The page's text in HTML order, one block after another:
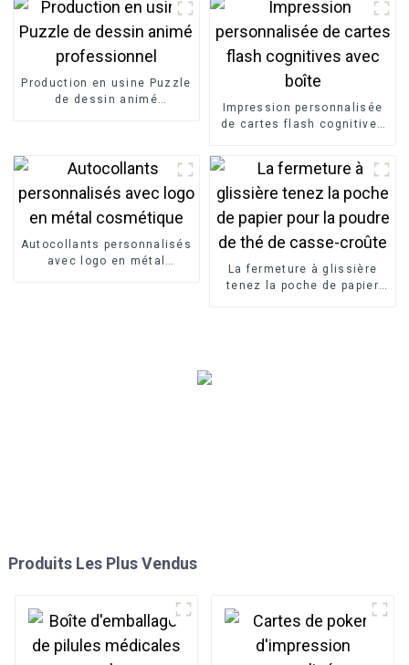
Production en usine Puzzle
de dessin animé
Impression personnalisée
de cartes flash cognitives
Autocollants personnalisés
avec logo en métal
La fermeture à glissière
tenez la poche de papier
Produits Les Plus Vendus